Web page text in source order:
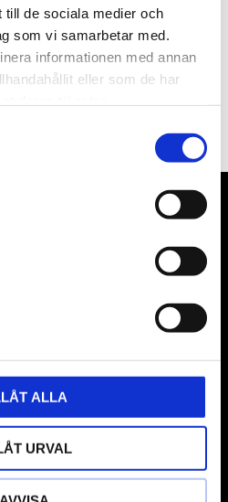
till de sociala medier och
som vi samarbetar med.
informationen med annan
eller som de har
ALLA
URVAL
KS Tools verktyg, ATH billyftar
luftmaskiner. Kontakta oss
vi gör vårt yttersta för att hjälpa